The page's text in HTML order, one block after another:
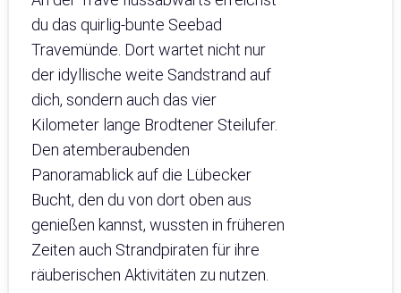
du das quirlig-bunte Seebad
Travemünde. Dort wartet nicht nur
der idyllische weite Sandstrand auf
dich, sondern auch das vier
Kilometer lange Brodtener Steilufer.
Den atemberaubenden
Panoramablick auf die Lübecker
Bucht, den du von dort oben aus
genießen kannst, wussten in früheren
Zeiten auch Strandpiraten für ihre
räuberischen Aktivitäten zu nutzen.